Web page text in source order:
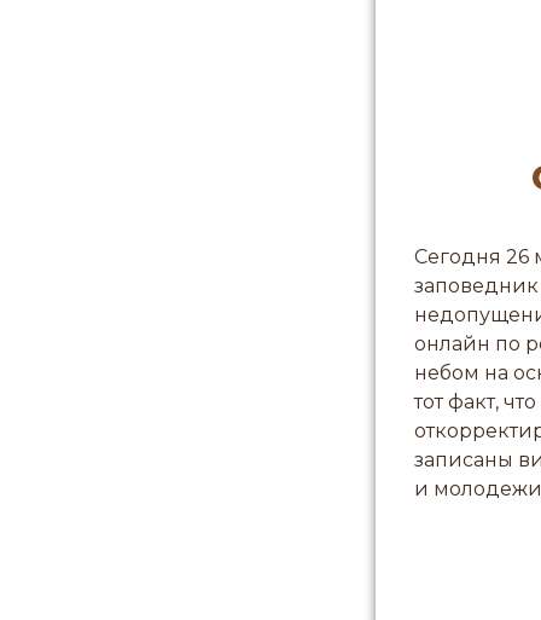
Сегодня 26
онлайн по
небом на
тот факт,
записаны
и